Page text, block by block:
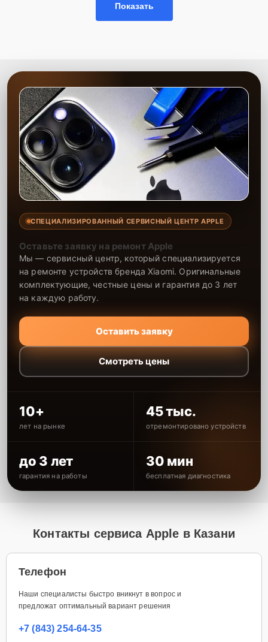
Показать
СПЕЦИАЛИЗИРОВАННЫЙ СЕРВИСНЫЙ ЦЕНТР APPLE
Оставьте заявку на ремонт Apple
Мы — сервисный центр, который специализируется
на ремонте устройств бренда Xiaomi. Оригинальные
комплектующие, честные цены и гарантия до 3 лет
на каждую работу.
Оставить заявку
Смотреть цены
10+
лет на рынке
45 тыс.
отремонтировано устройств
до 3 лет
гарантия на работы
30 мин
бесплатная диагностика
Контакты сервиса Apple в Казани
Телефон
Наши специалисты быстро вникнут в вопрос и
предложат оптимальный вариант решения
+7 (843) 254-64-35